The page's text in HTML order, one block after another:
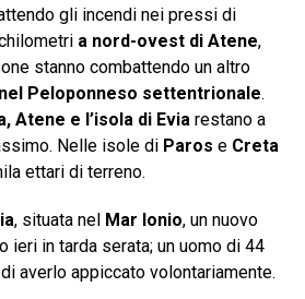
gli incendi nei pressi di
a nord-ovest di Atene,
stanno combattendo un altro
Peloponneso settentrionale.
Atene e l’isola di Evia restano a
Nelle isole di Paros e Creta
ettari di terreno.
, situata nel Mar Ionio, un nuovo
ieri in tarda serata; un uomo di 44
averlo appiccato volontariamente.